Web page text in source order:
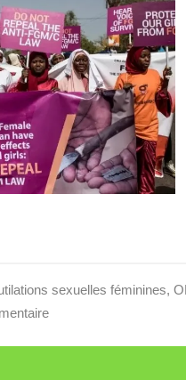
sexuelles féminines,